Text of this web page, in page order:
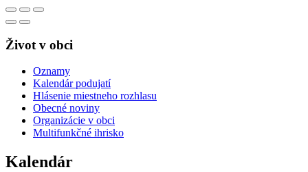
Život v obci
Oznamy
Kalendár podujatí
Hlásenie miestneho rozhlasu
Obecné noviny
Organizácie v obci
Multifunkčné ihrisko
Kalendár